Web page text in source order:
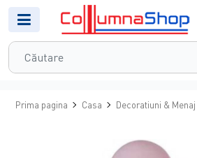
Prima pagina Casa Decoratiuni & Menaj